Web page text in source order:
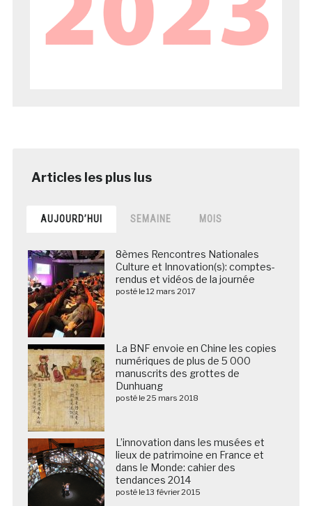
AUJOURD’HUI SEMAINE MOIS
8èmes Rencontres Nationales
Culture et Innovation(s): comptes-
rendus et vidéos de la journée
posté le 12 mars 2017
La BNF envoie en Chine les copies
numériques de plus de 5 000
manuscrits des grottes de
Dunhuang
posté le 25 mars 2018
L’innovation dans les musées et
lieux de patrimoine en France et
dans le Monde: cahier des
tendances 2014
posté le 13 février 2015